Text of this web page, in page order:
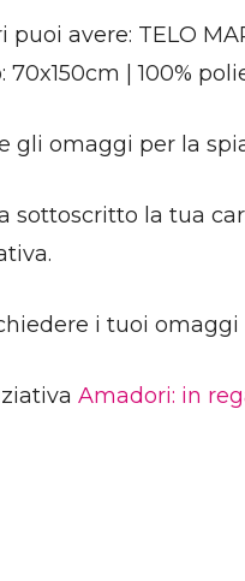
puoi avere: TELO
70x150cm | 100%
gli omaggi per la
sottoscritto la tua
i tuoi omaggi
Amadori: in